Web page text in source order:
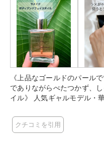
《上品なゴールドのパール
でありながらべたつかず、
イル》 人気ギャルモデル・華によるコスメブランド〈H×H〉の
使えるマルチオイル ✔水分
が乾く前に使用すると、オ
クチコミを引用